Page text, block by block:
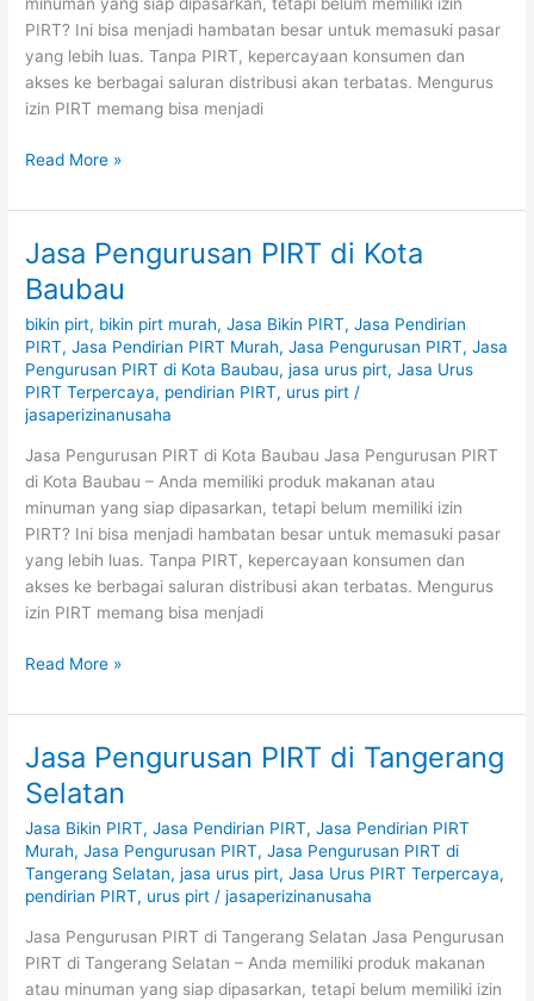
minuman yang siap dipasarkan, tetapi belum memiliki izin
PIRT? Ini bisa menjadi hambatan besar untuk memasuki pasar
yang lebih luas. Tanpa PIRT, kepercayaan konsumen dan
akses ke berbagai saluran distribusi akan terbatas. Mengurus
izin PIRT memang bisa menjadi
Read More »
Jasa Pengurusan PIRT di Kota
Baubau
bikin pirt, bikin pirt murah,Jasa Bikin PIRT,Jasa Pendirian
PIRT,Jasa Pendirian PIRT Murah,Jasa Pengurusan PIRT,Jasa
Pengurusan PIRT di Kota Baubau,jasa urus pirt,Jasa Urus
PIRT Terpercaya, pendirian PIRT, urus pirt /
jasaperizinanusaha
Jasa Pengurusan PIRT di Kota Baubau Jasa Pengurusan PIRT
di Kota Baubau – Anda memiliki produk makanan atau
minuman yang siap dipasarkan, tetapi belum memiliki izin
PIRT? Ini bisa menjadi hambatan besar untuk memasuki pasar
yang lebih luas. Tanpa PIRT, kepercayaan konsumen dan
akses ke berbagai saluran distribusi akan terbatas. Mengurus
izin PIRT memang bisa menjadi
Jasa
Pengurusan
PIRT
di
Kota
Baubau
Read More »
Jasa Pengurusan PIRT di Tangerang
Selatan
Jasa Bikin PIRT,Jasa Pendirian PIRT,Jasa Pendirian PIRT
Murah,Jasa Pengurusan PIRT,Jasa Pengurusan PIRT di
Tangerang Selatan,jasa urus pirt,Jasa Urus PIRT Terpercaya,
pendirian PIRT, urus pirt /jasaperizinanusaha
Jasa Pengurusan PIRT di Tangerang Selatan Jasa Pengurusan
PIRT di Tangerang Selatan – Anda memiliki produk makanan
atau minuman yang siap dipasarkan, tetapi belum memiliki izin
Jasa
Pengurusan
PIRT
di
Tangerang
Selatan